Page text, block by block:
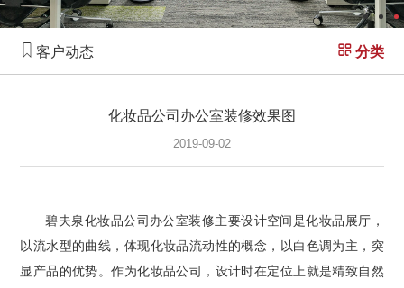
客户动态 分类
化妆品公司办公室装修效果图
2019-09-02
碧夫泉化妆品公司办公室装修主要设计空间是化妆品展厅，
以流水型的曲线，体现化妆品流动性的概念，以白色调为主，突
显产品的优势。作为化妆品公司，设计时在定位上就是精致自然